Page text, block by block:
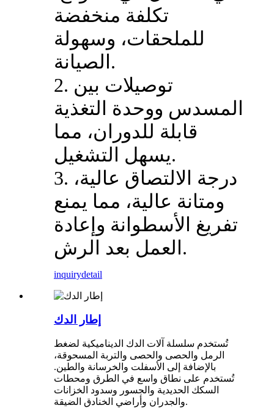
تكلفة منخفضة
للملحقات، وسهولة
الصيانة.
2. توصيلات بين
المسدس ووحدة التغذية
قابلة للدوران، مما
يسهل التشغيل.
3. درجة الالتصاق عالية،
ومتانة عالية، مما يمنع
تفريغ الأسطوانة وإعادة
العمل بعد الرش.
inquirydetail
إطار الدك
تُستخدم سلسلة آلات الدك الديناميكية لضغط
الرمل والحصى والحصى والتربة المسحوقة،
بالإضافة إلى الأسفلت والخرسانة والطين.
تُستخدم على نطاق واسع في الطرق ومحطات
السكك الحديدية والجسور وسدود الخزانات
والجدران وأراضي الخنادق الضيقة.